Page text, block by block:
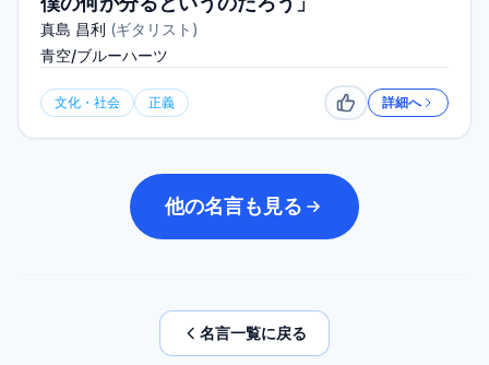
真島 昌利 (ギタリスト )
青空/ブルーハーツ
文化・社会 正義 いいね詳細へ
他の名言も見る
名言一覧に戻る